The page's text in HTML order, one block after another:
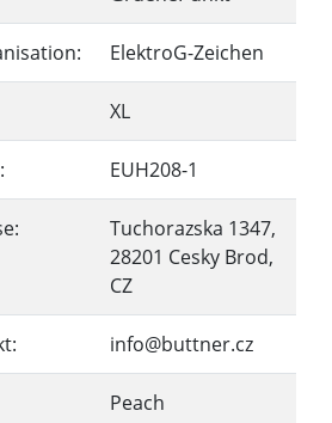
ElektroG-Zeichen
XL
EUH208-1
Tuchorazska 1347,
28201 Cesky Brod,
CZ
info@buttner.cz
Peach